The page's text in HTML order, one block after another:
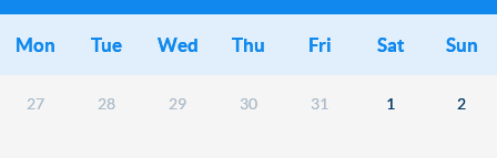
Mon Tue Wed Thu Fri Sat Sun
27 28 29 30 31 1 2